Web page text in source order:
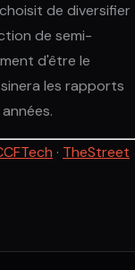
de diversifier
de semi-
d'être le
les rapports
· TheStreet